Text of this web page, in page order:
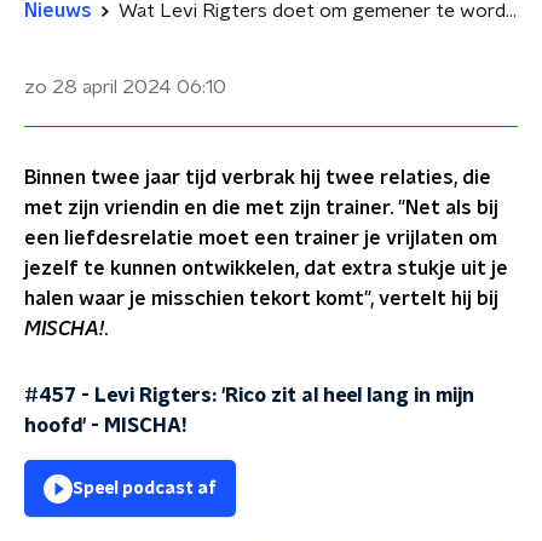
Nieuws Wat Levi Rigters doet om gemener te worden, zodat hij Rico Verhoeven kan verslaan
zo 28 april 2024 06:10
Binnen twee jaar tijd verbrak hij twee relaties, die
met zijn vriendin en die met zijn trainer. "Net als bij
een liefdesrelatie moet een trainer je vrijlaten om
jezelf te kunnen ontwikkelen, dat extra stukje uit je
halen waar je misschien tekort komt", vertelt hij bij
MISCHA!.
#457 - Levi Rigters: 'Rico zit al heel lang in mijn
hoofd' - MISCHA!
Speel podcast af